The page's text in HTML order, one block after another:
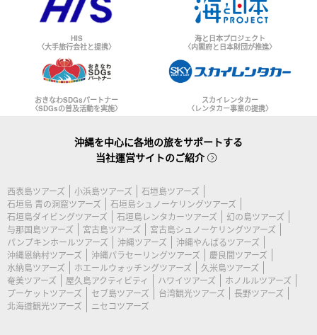
HIS
〈大手旅行会社と提携〉
海と日本プロジェクト
〈内閣府と日本財団が推進〉
おきなわSDGsパートナー
〈SDGsの普及活動を実施〉
スカイレンタカー
〈レンタカー事業の提携〉
沖縄を中心に各地の旅をサポートする
当社運営サイトのご紹介
西表島ツアーズ 小浜島ツアーズ
石垣島ツアーズ
石垣島 青の洞窟ツアーズ
石垣島シュノーケリングツアーズ
石垣島ダイビングツアーズ
石垣島レンタカーツアーズ
幻の島ツアーズ
与那国島ツアーズ
宮古島ツアーズ
宮古島シュノーケリングツアーズ
パンプキンホールツアーズ
沖縄ツアーズ
沖縄やんばるツアーズ
沖縄恩納村ツアーズ
沖縄パラセーリングツアーズ
慶良間ツアーズ
水納島ツアーズ
ホエールウォッチングツアーズ
久米島ツアーズ
奄美ツアーズ
屋久島アクティビティ ハワイツアーズ
ホノルルツアーズ
プーケットツアーズ
セブ島ツアーズ 台湾観光ツアーズ
長野ツアーズ
北海道観光ツアーズ
ニセコツアーズ